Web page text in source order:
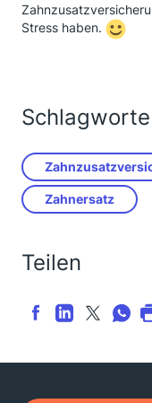
Stress haben.
Schlagworte
Zahnersatz
Teilen